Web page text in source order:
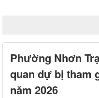
Phường Nhơn
quan dự bị tham
năm 2026